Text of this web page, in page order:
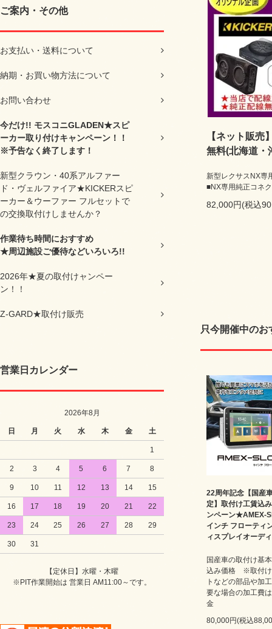
ご案内・その他
お支払い・送料について
納期・お買い物方法について
お問い合わせ
今だけ!! モスコニGLADEN★スピ
ーカー取り付けキャンペーン！！
※予告なく終了します！
新型クラウン・40系アルファー
ド・ヴェルファイア★KICKERスピ
ーカー＆ウーファー フルセットで
の交換取付けしませんか？
作業待ち時間におすすめ
★周辺施設ご優待などいろいろ!!
2026年★夏の取付けャンペー
ン！！
Z-GARD★取付け販売
営業日カレンダー
2026年8月
日 月 火 水 木 金 土
1
2 3 4 5 6 7 8
9 10 11 12 13 14 15
16 17 18 19 20 21 22
23 24 25 26 27 28 29
30 31
【定休日】水曜・木曜
※PIT作業開始は 営業日 AM11:00～です。
【ネット販
無料(北海道・
新型レクサスNX専
■NX専用純正コネ
82,000円(税込
只今開催中の
22周年記念【国産
定】取付け工賃込
ンペーン★AMEX-
インチ フローティ
ィスプレイオーデ
国産車の取付け基
込み価格 ※取付け
トなどの部品や加
要な場合の加工費
金
80,000円(税込